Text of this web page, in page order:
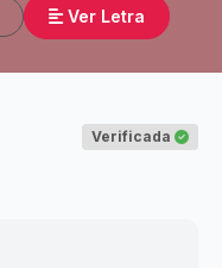
Ver Letra
Verificada